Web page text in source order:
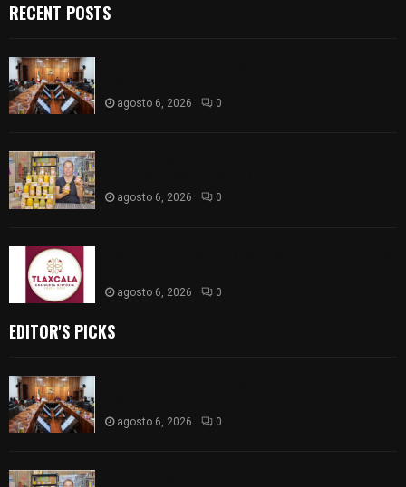
RECENT POSTS
agosto 6, 2026 0
agosto 6, 2026 0
agosto 6, 2026 0
EDITOR'S PICKS
agosto 6, 2026 0